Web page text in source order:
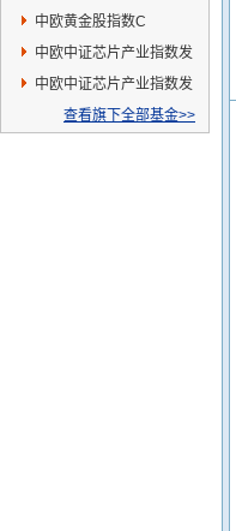
中欧黄金股指数C
中欧中证芯片产业指数发
起C
中欧中证芯片产业指数发
查看旗下全部基金>>